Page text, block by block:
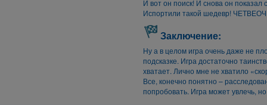
И вот он поиск! И снова он
Испортили такой шедевр!
Заключение:
Ну а в целом игра очень даже не
подсказке. Игра достаточно
хватает. Лично мне не хватило
Все, конечно понятно –
попробовать. Игра может увлечь,